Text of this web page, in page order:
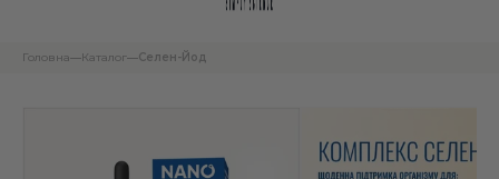
BESTSELLER
Головна Каталог Селен-Йод